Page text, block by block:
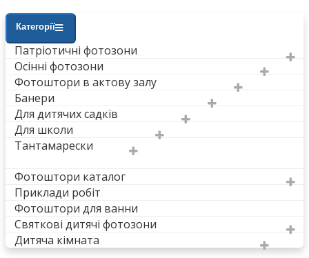
Категорії
Патріотичні фотозони
Осінні фотозони
Фотоштори в актову залу
Банери
Для дитячих садків
Для школи
Тантамарески
Фотоштори каталог
Приклади робіт
Фотоштори для ванни
Святкові дитячі фотозони
Дитяча кімната